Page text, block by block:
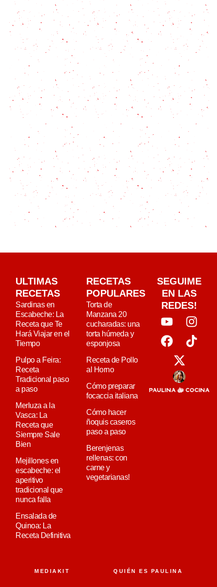
#1000prep Pollo: 5 comidas increíbles
Receta de nuggets de pollo con pistachos – Más
sabor, más color!
ULTIMAS
RECETAS
Sardinas en
Escabeche: La
Receta que Te
Hará Viajar en el
Tiempo
Pulpo a Feira:
Receta
Tradicional paso
a paso
Merluza a la
Vasca: La
Receta que
Siempre Sale
Bien
Mejillones en
escabeche: el
aperitivo
tradicional que
nunca falla
Ensalada de
Quinoa: La
Receta Definitiva
RECETAS
POPULARES
Torta de
Manzana 20
cucharadas: una
torta húmeda y
esponjosa
Receta de Pollo
al Horno
Cómo preparar
focaccia italiana
Cómo hacer
ñoquis caseros
paso a paso
Berenjenas
rellenas: con
carne y
vegetarianas!
SEGUIME
EN LAS
REDES!
MEDIAKIT QUIÉN ES PAULINA